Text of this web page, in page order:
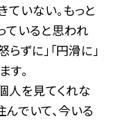
いない。もっと
ていると思われ
ずに」「円滑に」
す。
人を見てくれな
でいて、今いる